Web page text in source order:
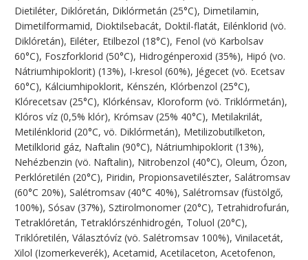
Dietiléter, Diklóretán, Diklórmetán (25°C), Dimetilamin,
Dimetilformamid, Dioktilsebacát, Doktil-flatát, Eilénklorid (vö.
Diklóretán), Eiléter, Etilbezol (18°C), Fenol (vö Karbolsav
60°C), Foszforklorid (50°C), Hidrogénperoxid (35%), Hipó (vo.
Nátriumhipoklorit) (13%), I-kresol (60%), Jégecet (vö. Ecetsav
60°C), Kálciumhipoklorit, Kénszén, Klórbenzol (25°C),
Klórecetsav (25°C), Klórkénsav, Kloroform (vö. Triklórmetán),
Klóros víz (0,5% klór), Krómsav (25% 40°C), Metilakrilát,
Metilénklorid (20°C, vö. Diklórmetán), Metilizobutilketon,
Metilklorid gáz, Naftalin (90°C), Nátriumhipoklorit (13%),
Nehézbenzin (vö. Naftalin), Nitrobenzol (40°C), Oleum, Ózon,
Perklóretilén (20°C), Piridin, Propionsavetilészter, Salátromsav
(60°C 20%), Salétromsav (40°C 40%), Salétromsav (füstölgő,
100%), Sósav (37%), Sztirolmonomer (20°C), Tetrahidrofurán,
Tetraklóretán, Tetraklórszénhidrogén, Toluol (20°C),
Triklóretilén, Választóvíz (vö. Salétromsav 100%), Vinilacetát,
Xilol (Izomerkeverék), Acetamid, Acetilaceton, Acetofenon,